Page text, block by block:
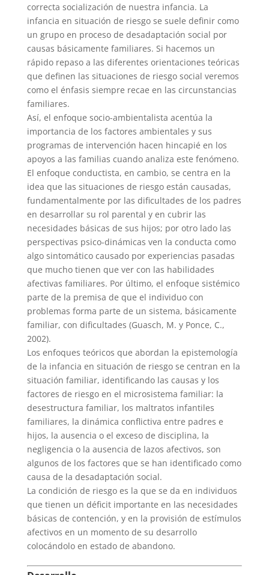
correcta socialización de nuestra infancia. La
infancia en situación de riesgo se suele definir como
un grupo en proceso de desadaptación social por
causas básicamente familiares. Si hacemos un
rápido repaso a las diferentes orientaciones teóricas
que definen las situaciones de riesgo social veremos
como el énfasis siempre recae en las circunstancias
familiares.
Así, el enfoque socio-ambientalista acentúa la
importancia de los factores ambientales y sus
programas de intervención hacen hincapié en los
apoyos a las familias cuando analiza este fenómeno.
El enfoque conductista, en cambio, se centra en la
idea que las situaciones de riesgo están causadas,
fundamentalmente por las dificultades de los padres
en desarrollar su rol parental y en cubrir las
necesidades básicas de sus hijos; por otro lado las
perspectivas psico-dinámicas ven la conducta como
algo sintomático causado por experiencias pasadas
que mucho tienen que ver con las habilidades
afectivas familiares. Por último, el enfoque sistémico
parte de la premisa de que el individuo con
problemas forma parte de un sistema, básicamente
familiar, con dificultades (Guasch, M. y Ponce, C.,
2002).
Los enfoques teóricos que abordan la epistemología
de la infancia en situación de riesgo se centran en la
situación familiar, identificando las causas y los
factores de riesgo en el microsistema familiar: la
desestructura familiar, los maltratos infantiles
familiares, la dinámica conflictiva entre padres e
hijos, la ausencia o el exceso de disciplina, la
negligencia o la ausencia de lazos afectivos, son
algunos de los factores que se han identificado como
causa de la desadaptación social.
La condición de riesgo es la que se da en individuos
que tienen un déficit importante en las necesidades
básicas de contención, y en la provisión de estímulos
afectivos en un momento de su desarrollo
colocándolo en estado de abandono.